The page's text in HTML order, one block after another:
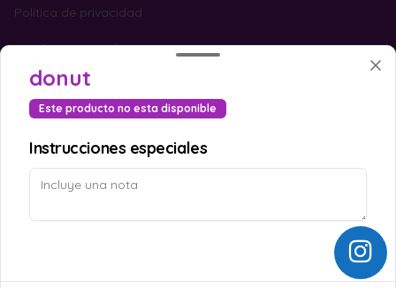
Política de privacidad
Redes sociales
Instagram
Facebook
Mi cuenta
Iniciar sesión
donut
Este producto no esta disponible
Instrucciones especiales